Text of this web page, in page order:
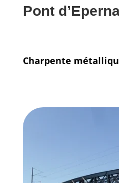
Pont
Charpente